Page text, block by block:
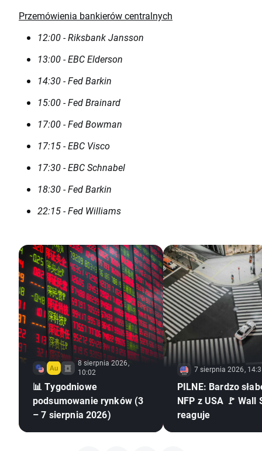
Przemówienia bankierów centralnych
12:00 - Riksbank Jansson
13:00 - EBC Elderson
14:30 - Fed Barkin
15:00 - Fed Brainard
17:00 - Fed Bowman
17:15 - EBC Visco
17:30 - EBC Schnabel
18:30 - Fed Barkin
22:15 - Fed Williams
8 sierpnia 2026,
10:02
📊 Tygodniowe
podsumowanie rynków (3
– 7 sierpnia 2026)
7 sierpnia 2026,
PILNE: Bardzo
NFP z USA 🚩 Wall
reaguje